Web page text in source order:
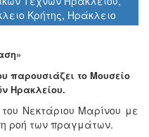
Κρήτης, Ηράκλειο
παρουσιάζει το Μουσείο
Ηρακλείου.
Νεκτάριου Μαρίνου με
ροή των πραγμάτων.